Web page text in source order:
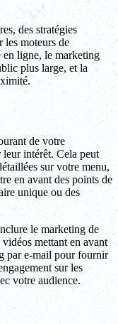
des stratégies
les moteurs de
ligne, le marketing
plus large, et la
de votre
leur intérêt. Cela peut
sur votre menu,
en avant des points de
unique ou des
le marketing de
mettant en avant
par e-mail pour fournir
sur les
votre audience.